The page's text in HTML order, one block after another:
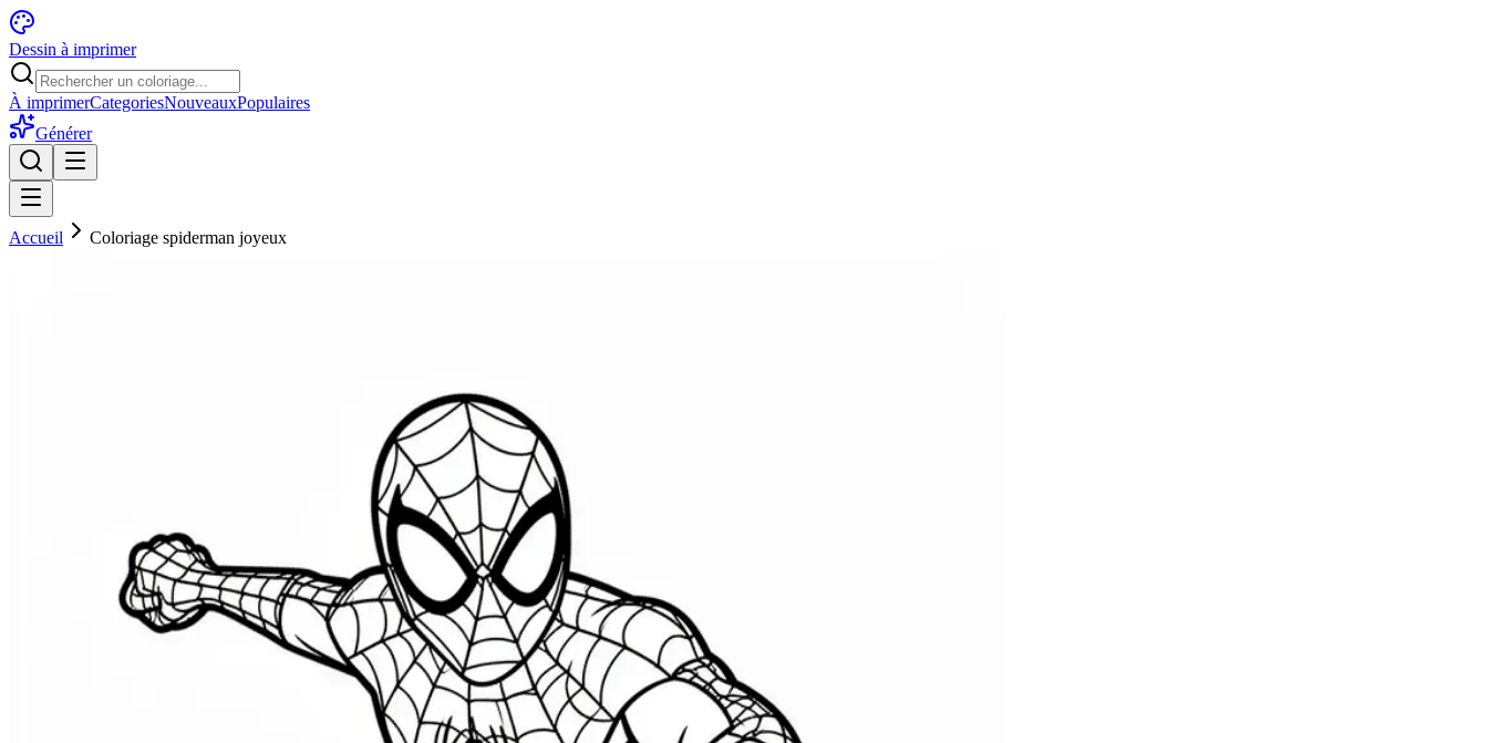
Dessin à imprimer
À imprimerCategoriesNouveauxPopulaires
Générer
Accueil Coloriage spiderman joyeux